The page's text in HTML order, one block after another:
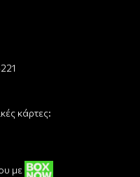
κάρτες:
με